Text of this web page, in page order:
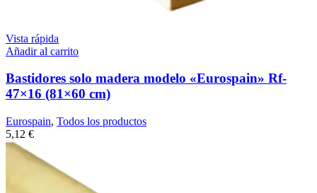
Vista rápida
Añadir al carrito
Bastidores solo madera modelo «Eurospain» Rf-
47×16 (81×60 cm)
Eurospain, Todos los productos
5,12 €